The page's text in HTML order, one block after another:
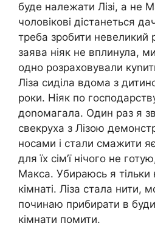
буде належати Лізі, а не
чоловікові дістанеться
треба зробити невеликий
заява ніяк не вплинула,
одно розраховували
Ліза сиділа вдома з
роки. Ніяк по
доnомагала. Один раз я
свекруха з Лізою
носами і стали смажити
для їх сім’ї нічого не
Макса. Убираюсь я тільки
кімнаті. Ліза стала нити,
починаю прибирати в
кімнати помити.